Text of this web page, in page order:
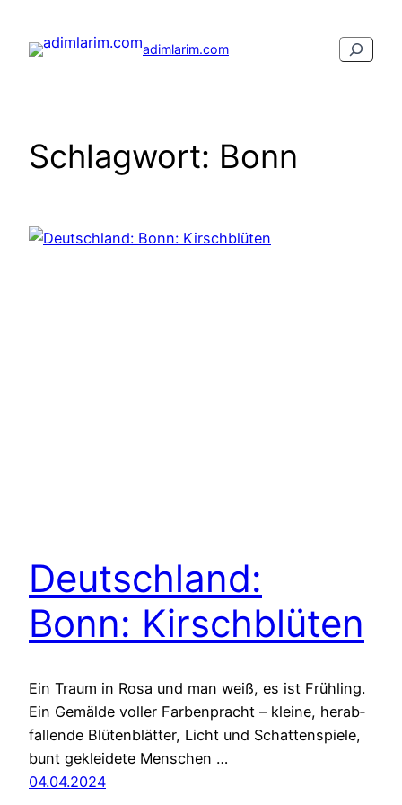
Inhalt
adimlarim.com Suchen
Schlagwort: Bonn
Deutsch­land:
Bonn: Kirsch­blüten
Ein Traum in Rosa und man weiß, es ist Früh­ling.
Ein Gemäl­de vol­ler Far­ben­pracht – klei­ne, herab­
fallen­de Blü­ten­blät­ter, Licht und Schat­ten­spiele,
bunt ge­klei­de­te Men­schen …
04.04.2024